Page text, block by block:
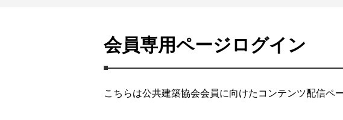
会員専用ページログイン
こちらは公共建築協会会員に向けたコンテンツ配信ペー